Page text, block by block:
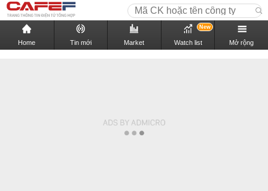
Home Tin mới Market Watch list
New
Mở rộng